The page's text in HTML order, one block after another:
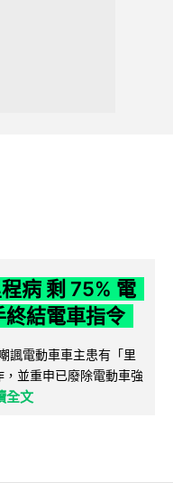
病 剩 75% 電
終結電車指令
諷電動車車主患有「里
並重申已廢除電動車強
全文